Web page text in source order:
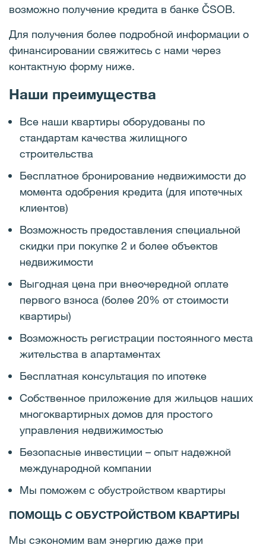
возможно получение кредита в банке ČSOB.
Для получения более подробной информации о
финансировании свяжитесь с нами через
контактную форму ниже.
Наши преимущества
Все наши квартиры оборудованы по
стандартам качества жилищного
строительства
Бесплатное бронирование недвижимости до
момента одобрения кредита (для ипотечных
клиентов)
Возможность предоставления специальной
скидки при покупке 2 и более объектов
недвижимости
Выгодная цена при внеочередной оплате
первого взноса (более 20% от стоимости
квартиры)
Возможность регистрации постоянного места
жительства в апартаментах
Бесплатная консультация по ипотеке
Собственное приложение для жильцов наших
многоквартирных домов для простого
управления недвижимостью
Безопасные инвестиции – опыт надежной
международной компании
Мы поможем с обустройством квартиры
ПОМОЩЬ С ОБУСТРОЙСТВОМ КВАРТИРЫ
Мы сэкономим вам энергию даже при